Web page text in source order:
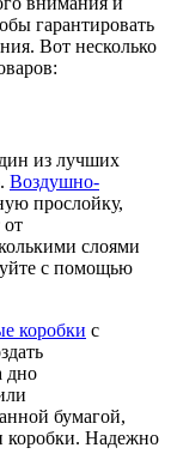
гарантировать
Вот несколько
из лучших
Воздушно-
прослойку,
от
слоями
с помощью
коробки с
дно
бумагой,
коробки. Надежно